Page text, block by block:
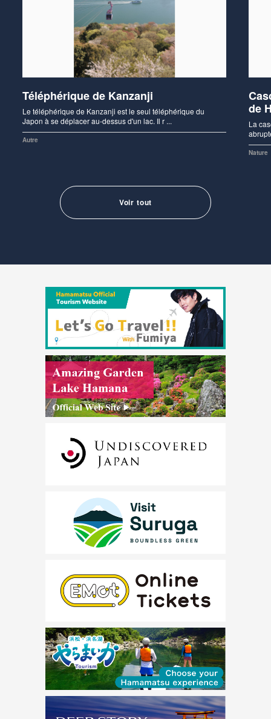
Téléphérique de Kanzanji
Le téléphérique de Kanzanji est le seul téléphérique du
Japon à se déplacer au-dessus d'un lac. Il r ...
Autre
de
La
Nature
Voir tout